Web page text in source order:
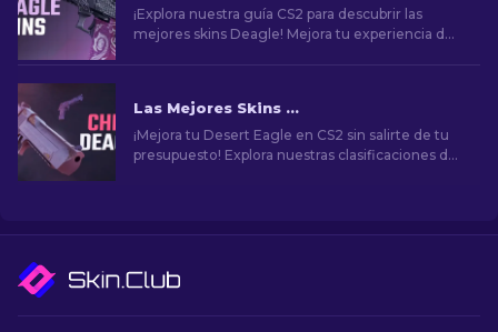
¡Explora nuestra guía CS2 para descubrir las
mejores skins Deagle! Mejora tu experiencia de
Las Mejores Skins Baratas para Desert Eagle en CS2
¡Mejora tu Desert Eagle en CS2 sin salirte de tu
presupuesto! Explora nuestras clasificaciones de